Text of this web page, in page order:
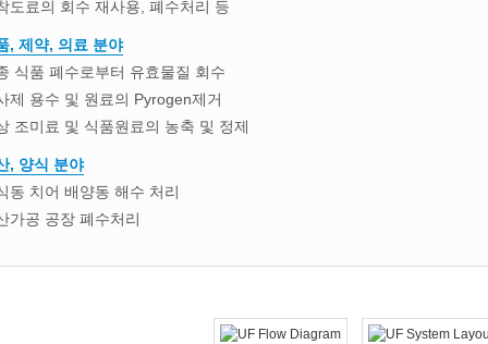
도료의 회수 재사용, 폐수처리 등
, 제약, 의료 분야
식품 폐수로부터 유효물질 회수
제 용수 및 원료의 Pyrogen제거
조미료 및 식품원료의 농축 및 정제
, 양식 분야
동 치어 배양동 해수 처리
가공 공장 폐수처리